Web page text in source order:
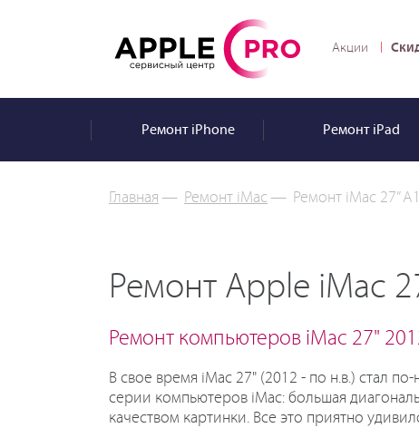
Акции
РемонтiPhone РемонтiPad
Главная — Ремонт iMac — Ремонт iMac 27”
Ремонт Apple iMac
Ремонт компьютеров iMac 27"
В свое время iMac 27" (2012 - по н.в.) стал
серии компьютеров iMac: большая
качеством картинки. Все это приятно